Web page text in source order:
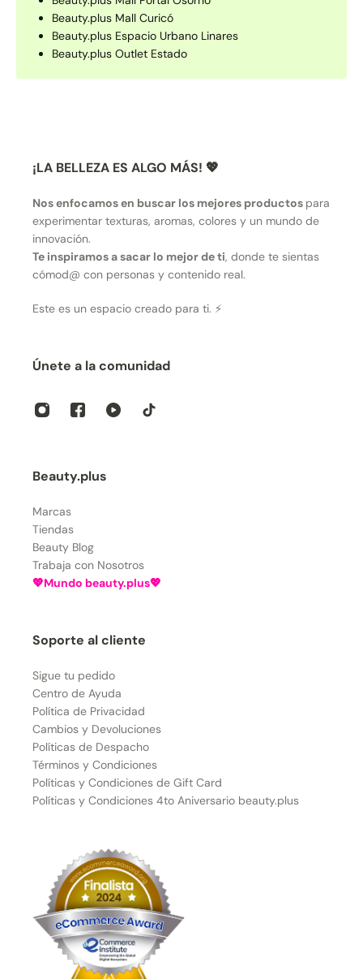
Beauty.plus Mall Curicó
Beauty.plus Espacio Urbano Linares
Beauty.plus Outlet Estado
¡LA BELLEZA ES ALGO MÁS! 💖
Nos enfocamos en buscar los mejores productos para
experimentar texturas, aromas, colores y un mundo de
innovación.
Te inspiramos a sacar lo mejor de ti, donde te sientas
cómod@ con personas y contenido real.
Este es un espacio creado para ti. ⚡
Únete a la comunidad
Beauty.plus
Marcas
Tiendas
Beauty Blog
Trabaja con Nosotros
💖Mundo beauty.plus💖
Soporte al cliente
Sigue tu pedido
Centro de Ayuda
Política de Privacidad
Cambios y Devoluciones
Políticas de Despacho
Términos y Condiciones
Políticas y Condiciones de Gift Card
Políticas y Condiciones 4to Aniversario beauty.plus